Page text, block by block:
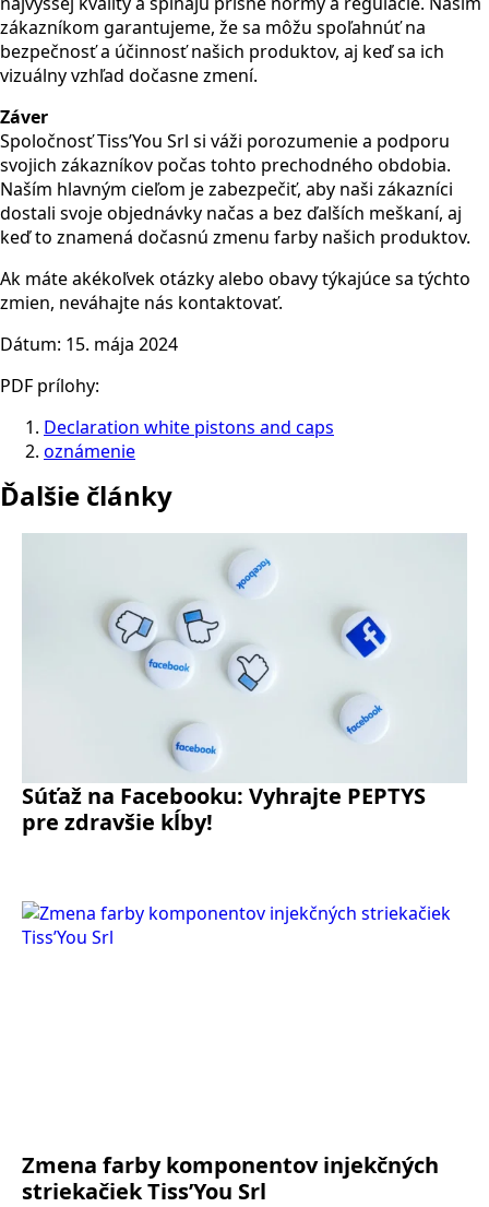
zákazníkom garantujeme, že sa môžu spoľahnúť na
bezpečnosť a účinnosť našich produktov, aj keď sa ich
vizuálny vzhľad dočasne zmení.
Záver
Spoločnosť Tiss’You Srl si váži porozumenie a podporu
svojich zákazníkov počas tohto prechodného obdobia.
Naším hlavným cieľom je zabezpečiť, aby naši zákazníci
dostali svoje objednávky načas a bez ďalších meškaní, aj
keď to znamená dočasnú zmenu farby našich produktov.
Ak máte akékoľvek otázky alebo obavy týkajúce sa týchto
zmien, neváhajte nás kontaktovať.
Dátum: 15. mája 2024
PDF prílohy:
Declaration white pistons and caps
oznámenie
Ďalšie články
Súťaž na Facebooku: Vyhrajte PEPTYS
pre zdravšie kĺby!
Zmena farby komponentov injekčných
striekačiek Tiss’You Srl